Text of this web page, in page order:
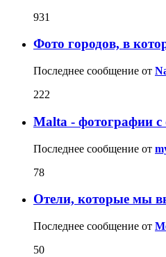
931
Фото городов, в
Последнее сообщение от
222
Malta - фотографии с
Последнее сообщение от
78
Отели, которые мы
Последнее сообщение от
50